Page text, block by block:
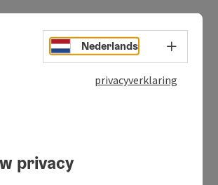
Nederlands
privacyverklaring
privacy